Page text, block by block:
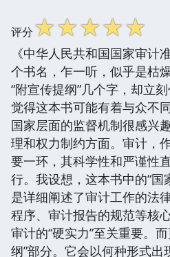
评分☆☆☆☆☆
《中华人民共和国国家审计
个书名，乍一听，似乎是枯
“附宣传提纲”几个字，却立
觉得这本书可能有着与众不
国家层面的监督机制很感兴
理和权力制约方面。审计，
要一环，其科学性和严谨性
行。我设想，这本书中的“国
是详细阐述了审计工作的法
程序、审计报告的规范等核
审计的“硬实力”至关重要。
纲”部分。它会以何种形式出